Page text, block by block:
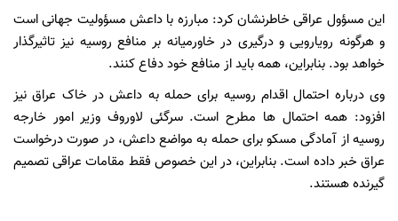
این مسؤول عراقی خاطرنشان کرد: مبارزه با داعش مسؤولیت جهانی است
و هرگونه رویارویی و درگیری در خاورمیانه بر منافع روسیه نیز تاثیرگذار
خواهد بود. بنابراین، همه باید از منافع خود دفاع کنند.
وی درباره احتمال اقدام روسیه برای حمله به داعش در خاک عراق نیز
افزود: همه احتمال ها مطرح است. سرگئی لاوروف وزیر امور خارجه
روسیه از آمادگی مسکو برای حمله به مواضع داعش، در صورت درخواست
عراق خبر داده است. بنابراین، در این خصوص فقط مقامات عراقی تصمیم
گیرنده هستند.